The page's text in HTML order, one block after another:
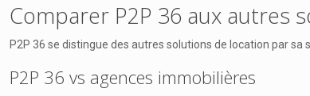
Comparer P2P 36 aux autres
P2P 36 se distingue des autres solutions de location par
P2P 36 vs agences immobilières